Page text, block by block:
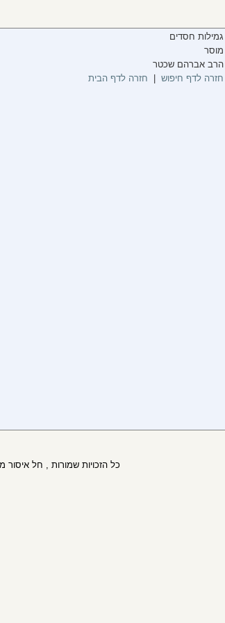
גמילות חסדים
מוסר
הרב אברהם שכטר
חזרה לדף חיפוש
חזרה לדף הבית
© כל הזכויות שמורות , חל